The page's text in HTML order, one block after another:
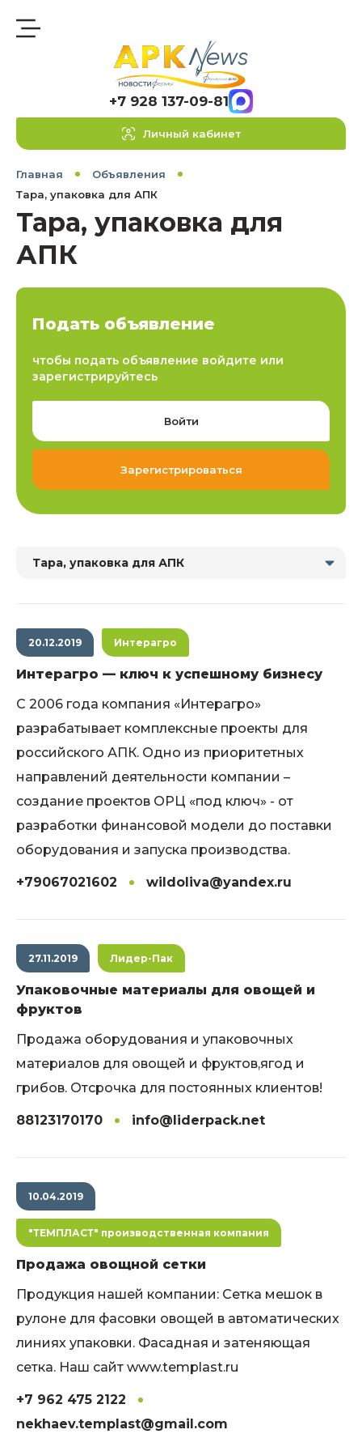
+7 928 137-09-81
Личный кабинет
Главная
Объявления
Тара, упаковка для АПК
Тара, упаковка для
АПК
Подать объявление
чтобы подать объявление войдите или
зарегистрируйтесь
Войти
Зарегистрироваться
Тара, упаковка для АПК
20.12.2019 Интерагро
Интерагро — ключ к успешному бизнесу
С 2006 года компания «Интерагро»
разрабатывает комплексные проекты для
российского АПК. Одно из приоритетных
направлений деятельности компании –
создание проектов ОРЦ «под ключ» - от
разработки финансовой модели до поставки
оборудования и запуска производства.
+79067021602 wildoliva@yandex.ru
27.11.2019 Лидер-Пак
Упаковочные материалы для овощей и
фруктов
Продажа оборудования и упаковочных
материалов для овощей и фруктов,ягод и
грибов. Отсрочка для постоянных клиентов!
88123170170 info@liderpack.net
10.04.2019
"ТЕМПЛАСТ" производственная компания
Продажа овощной сетки
Продукция нашей компании: Сетка мешок в
рулоне для фасовки овощей в автоматических
линиях упаковки. Фасадная и затеняющая
сетка. Наш сайт www.templast.ru
+7 962 475 2122
nekhaev.templast@gmail.com